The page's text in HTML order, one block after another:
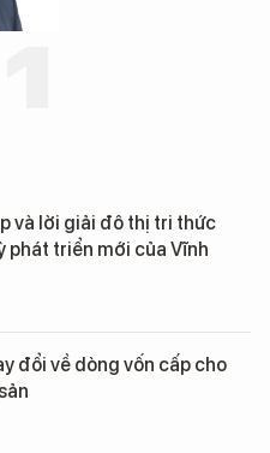
và lời giải đô thị tri thức
phát triển mới của Vĩnh
đổi về dòng vốn cấp cho